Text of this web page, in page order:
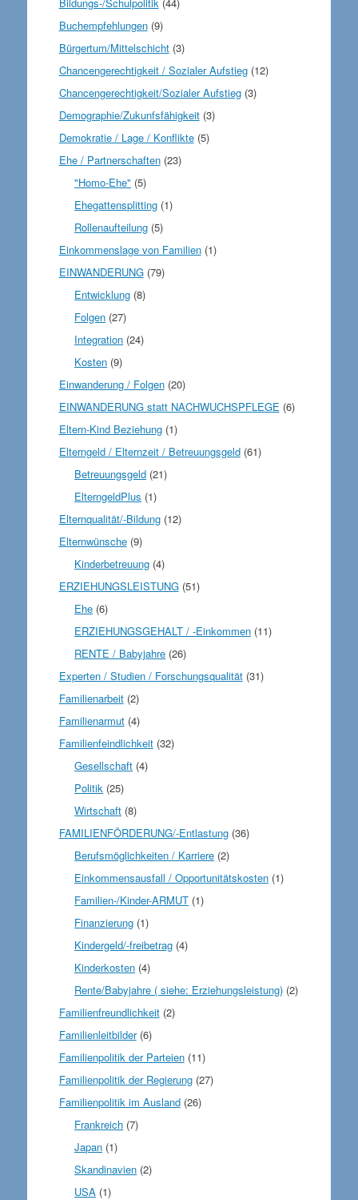
Buchempfehlungen(9)
Bürgertum/Mittelschicht(3)
Chancengerechtigkeit / Sozialer Aufstieg(12)
Chancengerechtigkeit/Sozialer Aufstieg(3)
Demographie/Zukunfsfähigkeit(3)
Demokratie / Lage / Konflikte(5)
Ehe / Partnerschaften(23)
"Homo-Ehe" (5)
Ehegattensplitting (1)
Rollenaufteilung (5)
Einkommenslage von Familien(1)
EINWANDERUNG(79)
Entwicklung (8)
Folgen (27)
Integration (24)
Kosten (9)
Einwanderung / Folgen(20)
EINWANDERUNG statt NACHWUCHSPFLEGE (6)
Eltern-Kind Beziehung(1)
Elterngeld / Elternzeit / Betreuungsgeld(61)
Betreuungsgeld (21)
ElterngeldPlus (1)
Elternqualität/-Bildung(12)
Elternwünsche(9)
Kinderbetreuung (4)
ERZIEHUNGSLEISTUNG(51)
Ehe (6)
ERZIEHUNGSGEHALT / -Einkommen (11)
RENTE / Babyjahre (26)
Experten / Studien / Forschungsqualität(31)
Familienarbeit(2)
Familienarmut(4)
Familienfeindlichkeit(32)
Gesellschaft (4)
Politik (25)
Wirtschaft (8)
FAMILIENFÖRDERUNG/-Entlastung(36)
Berufsmöglichkeiten / Karriere (2)
Einkommensausfall / Opportunitätskosten (1)
Familien-/Kinder-ARMUT (1)
Finanzierung (1)
Kindergeld/-freibetrag (4)
Kinderkosten (4)
Rente/Babyjahre ( siehe: Erziehungsleistung) (2)
Familienfreundlichkeit(2)
Familienleitbilder(6)
Familienpolitik der Parteien(11)
Familienpolitik der Regierung(27)
Familienpolitik im Ausland(26)
Frankreich (7)
Japan (1)
Skandinavien (2)
USA (1)